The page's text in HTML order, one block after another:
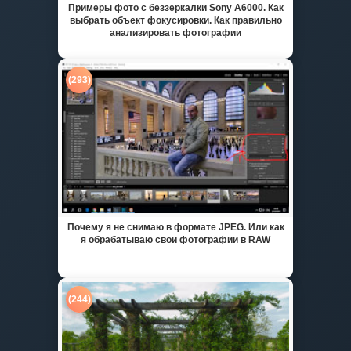
Примеры фото с беззеркалки Sony A6000. Как
выбрать объект фокусировки. Как правильно
анализировать фотографии
(293)
Почему я не снимаю в формате JPEG. Или как
я обрабатываю свои фотографии в RAW
(244)